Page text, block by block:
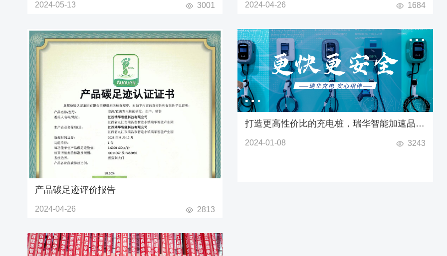
2024-05-13 3001 2024-04-26 1684
产品碳足迹评价报告
2024-04-26 2813
打造更高性价比的充电桩，瑞华智能加速品牌
2024-01-08 3243